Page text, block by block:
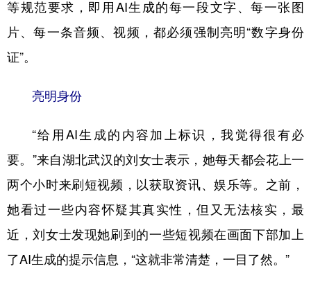
文化产业
辽宁 吉林 上海 江苏
广东 广西 海南 重庆
四川 贵州 云南 西藏
等规范要求，即用AI生成的每一段文字、每一张图
片、每一条音频、视频，都必须强制亮明“数字身份
证”。
亮明身份
“给用AI生成的内容加上标识，我觉得很有必
要。”来自湖北武汉的刘女士表示，她每天都会花上一
两个小时来刷短视频，以获取资讯、娱乐等。之前，
她看过一些内容怀疑其真实性，但又无法核实，最
近，刘女士发现她刷到的一些短视频在画面下部加上
了AI生成的提示信息，“这就非常清楚，一目了然。”